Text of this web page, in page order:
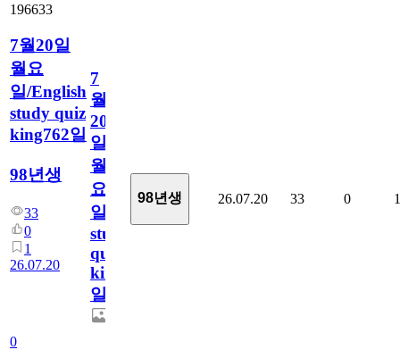
196633
7월20일
월요
일/English
study quiz
king762일
98년생
33
0
1
26.07.20
0
7
월
20
일
월
요
일/English
study
quiz
king762
일
98년생 26.07.20 33 0 1